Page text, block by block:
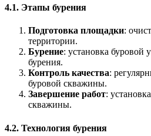
4.1. Этапы бурения
Подготовка площадки:
территории.
Бурение: установка буровой
бурения.
Контроль качества:
буровой скважины.
Завершение работ:
скважины.
4.2. Технология бурения